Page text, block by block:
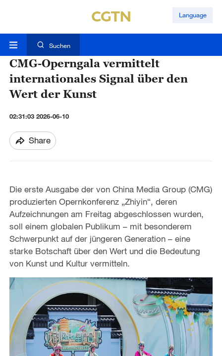
Language
Suchen
CMG-Operngala vermittelt
internationales Signal über den
Wert der Kunst
02:31:03 2026-06-10
Share
Die erste Ausgabe der von China Media Group (CMG)
produzierten Opernkonferenz „Zhiyin“, deren
Aufzeichnungen am Freitag abgeschlossen wurden,
soll einem globalen Publikum – mit besonderem
Schwerpunkt auf der jüngeren Generation – eine
starke Botschaft über den Wert und die Bedeutung
von Kunst und Kultur vermitteln.